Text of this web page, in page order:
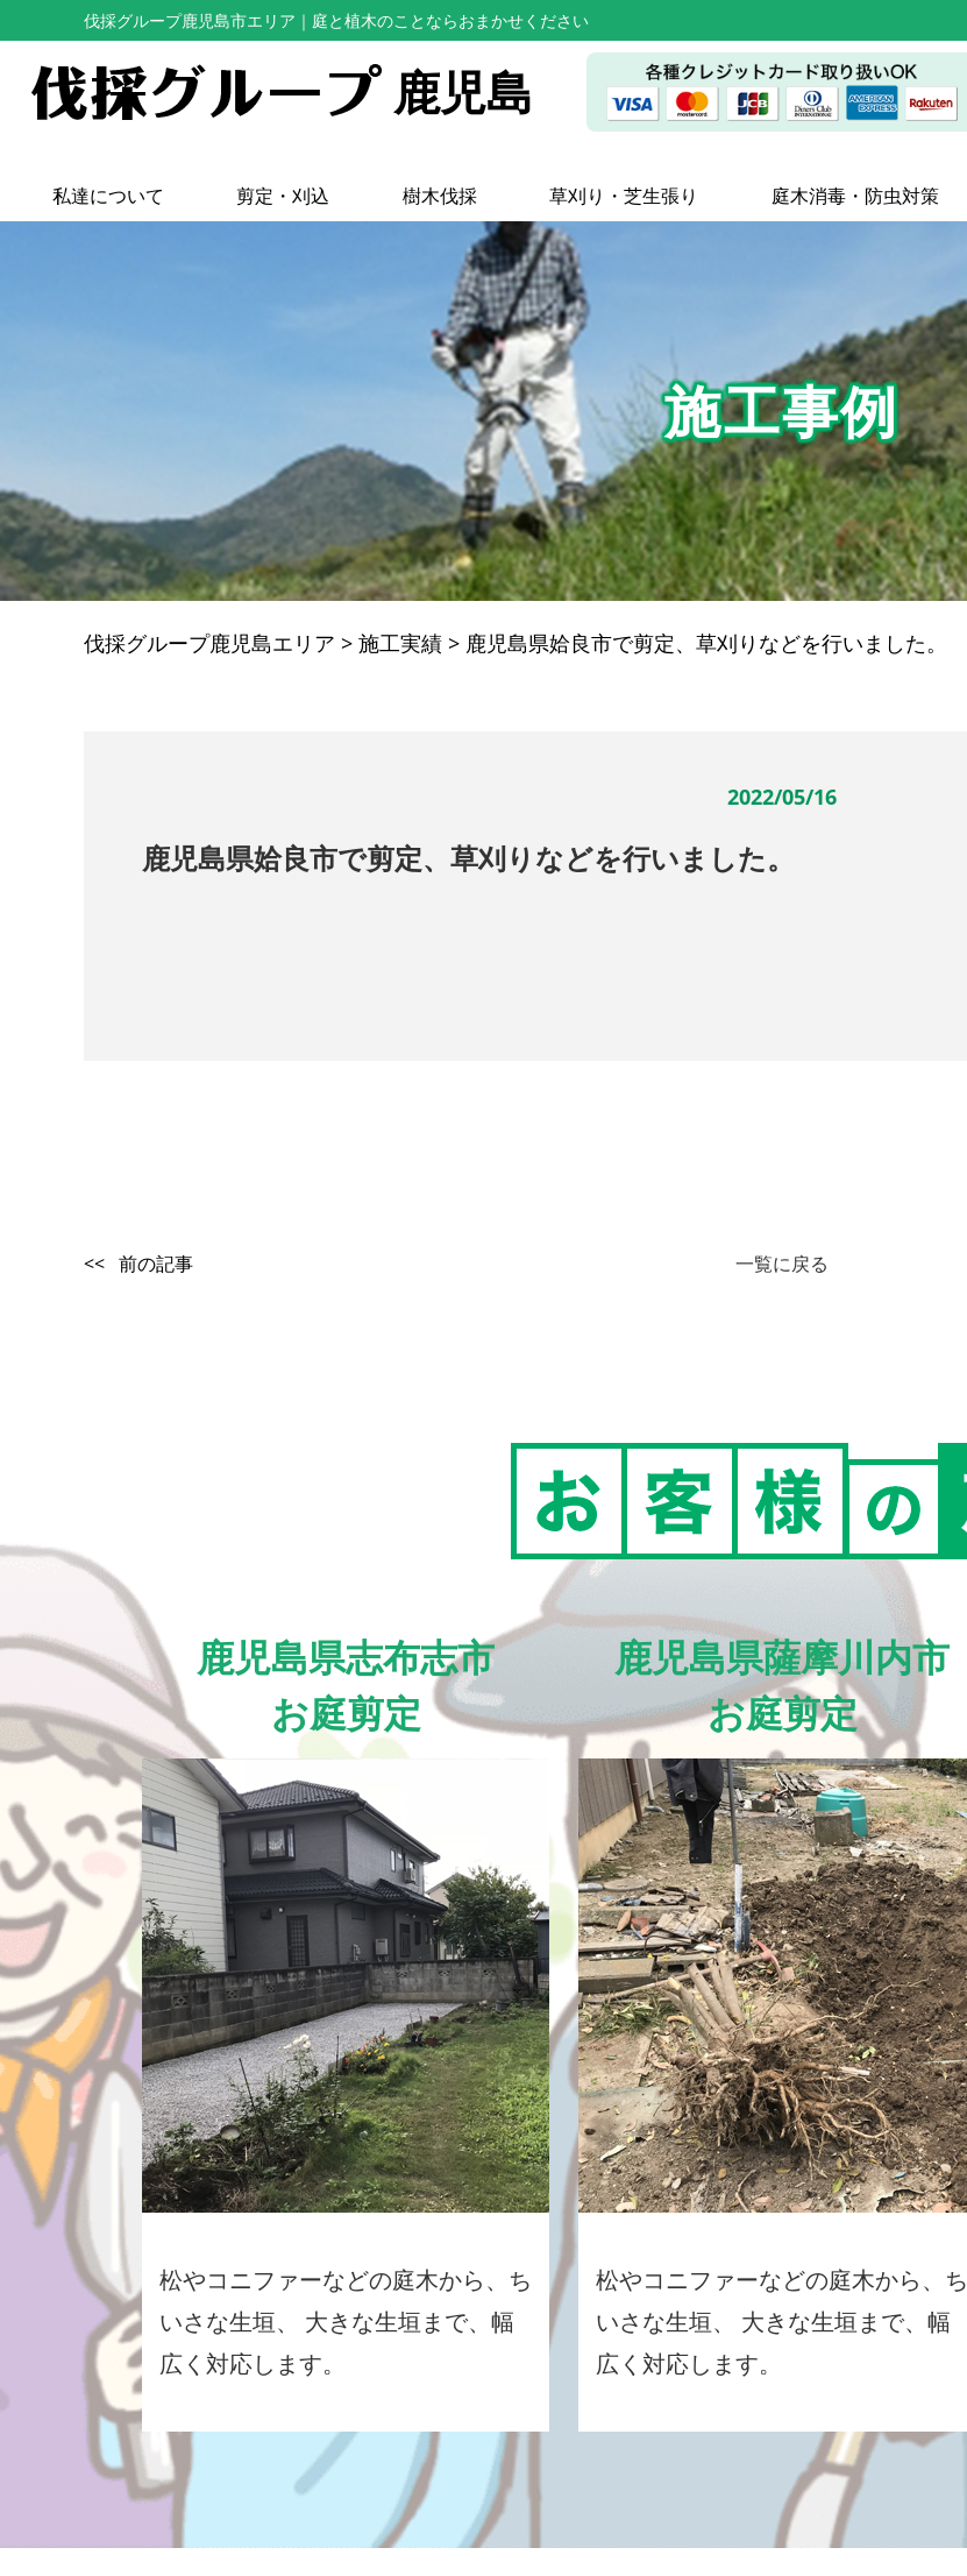
伐採グループ鹿児島市エリア ｜庭と植木のことならおまかせください
鹿児島
私達について 剪定・刈込 樹木伐採 草刈り・芝生張り 庭木消毒・防虫対策
施工事例
伐採グループ鹿児島エリア > 施工実績 > 鹿児島県姶良市で剪定、草刈りなどを行いました。
2022/05/16
鹿児島県姶良市で剪定、草刈りなどを行いました。
<< 前の記事 一覧に戻る
鹿児島県志布志市
お庭剪定
松やコニファーなどの庭木から、ち
いさな生垣、 大きな生垣まで、幅
広く対応します。
鹿児島県薩摩川内市
お庭剪定
松やコニファーなどの庭木から、ち
いさな生垣、 大きな生垣まで、幅
広く対応します。